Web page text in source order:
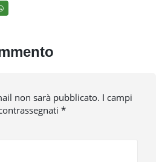
non sarà pubblicato. I campi
*